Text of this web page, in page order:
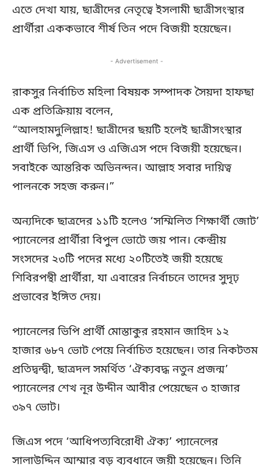
এতে দেখা যায়, ছাত্রীদের নেতৃত্বে ইসলামী ছাত্রীসংস্থার
প্রার্থীরা এককভাবে শীর্ষ তিন পদে বিজয়ী হয়েছেন।
- Advertisement -
রাকসুর নির্বাচিত মহিলা বিষয়ক সম্পাদক সৈয়দা হাফছা
এক প্রতিক্রিয়ায় বলেন,
“আলহামদুলিল্লাহ! ছাত্রীদের ছয়টি হলেই ছাত্রীসংস্থার
প্রার্থী ভিপি, জিএস ও এজিএস পদে বিজয়ী হয়েছেন।
সবাইকে আন্তরিক অভিনন্দন। আল্লাহ সবার দায়িত্ব
পালনকে সহজ করুন।”
অন্যদিকে ছাত্রদের ১১টি হলেও ‘সম্মিলিত শিক্ষার্থী জোট’
প্যানেলের প্রার্থীরা বিপুল ভোটে জয় পান। কেন্দ্রীয়
সংসদের ২৩টি পদের মধ্যে ২০টিতেই জয়ী হয়েছে
শিবিরপন্থী প্রার্থীরা, যা এবারের নির্বাচনে তাদের সুদৃঢ়
প্রভাবের ইঙ্গিত দেয়।
প্যানেলের ভিপি প্রার্থী মোস্তাকুর রহমান জাহিদ ১২
হাজার ৬৮৭ ভোট পেয়ে নির্বাচিত হয়েছেন। তার নিকটতম
প্রতিদ্বন্দ্বী, ছাত্রদল সমর্থিত ‘ঐক্যবদ্ধ নতুন প্রজন্ম’
প্যানেলের শেখ নূর উদ্দীন আবীর পেয়েছেন ৩ হাজার
৩৯৭ ভোট।
জিএস পদে ‘আধিপত্যবিরোধী ঐক্য’ প্যানেলের
সালাউদ্দিন আম্মার বড় ব্যবধানে জয়ী হয়েছেন। তিনি